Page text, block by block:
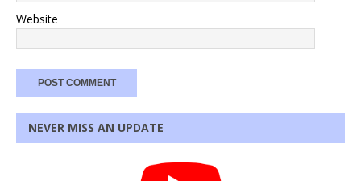
Website
NEVER MISS AN UPDATE